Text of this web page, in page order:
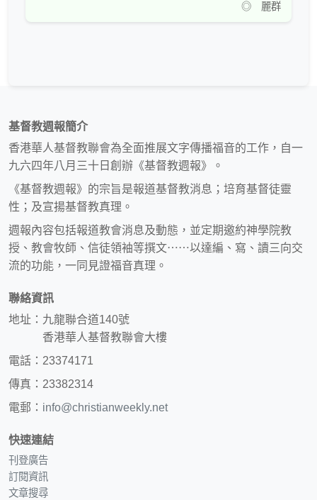
◎ 麗群
基督教週報簡介
香港華人基督教聯會為全面推展文字傳播福音的工作，自一
九六四年八月三十日創辦《基督教週報》。
《基督教週報》的宗旨是報道基督教消息；培育基督徒靈
性；及宣揚基督教真理。
週報內容包括報道教會消息及動態，並定期邀約神學院教
授、教會牧師、信徒領袖等撰文⋯⋯以達編、寫、讀三向交
流的功能，一同見證福音真理。
聯絡資訊
地址：九龍聯合道140號
香港華人基督教聯會大樓
電話：23374171
傳真：23382314
電郵： info@christianweekly.net
快速連結
刊登廣告
訂閱資訊
文章搜尋